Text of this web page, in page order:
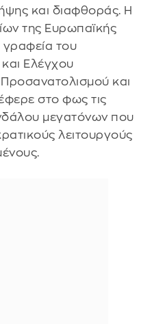
και διαφθοράς. Η
της Ευρωπαϊκής
γραφεία του
Ελέγχου
και
στο φως τις
μεγατόνων που
λειτουργούς